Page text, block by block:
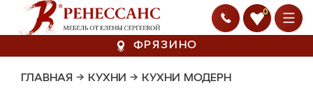
0
ФРЯЗИНО
ГЛАВНАЯ → КУХНИ → КУХНИ МОДЕРН